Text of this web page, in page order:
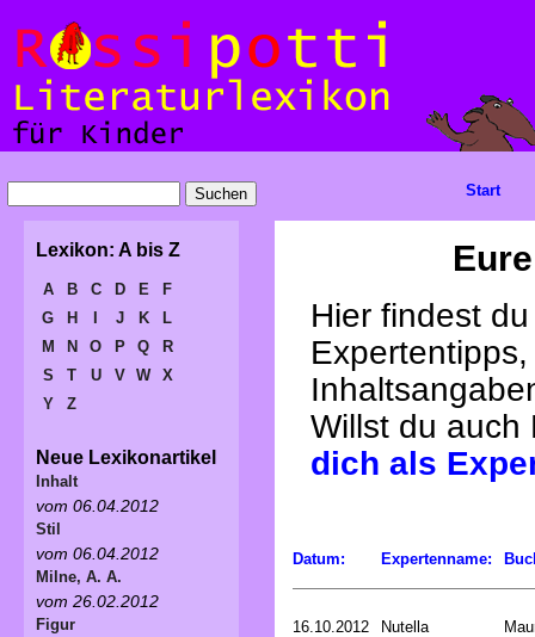
Hier findest
Willst du
dich als
Datum: Expertenname:
16.10.2012 Nutella
Start
Lexikon: A bis Z
A B C D E
F
G
H J K
L
M
N O P Q
R
S
T U V W
X
Y
Z
Neue Lexikonartikel
Inhalt
vom 06.04.2012
Stil
vom 06.04.2012
Milne, A. A.
vom 26.02.2012
Figur